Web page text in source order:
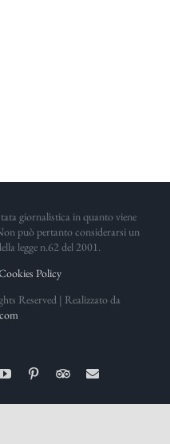
giornalistica in quanto viene
può pertanto considerarsi un
legge n.62 del 2001.
Policy
Reserved | Realizzato da
YouTubePinterestTripAdvisor
Email